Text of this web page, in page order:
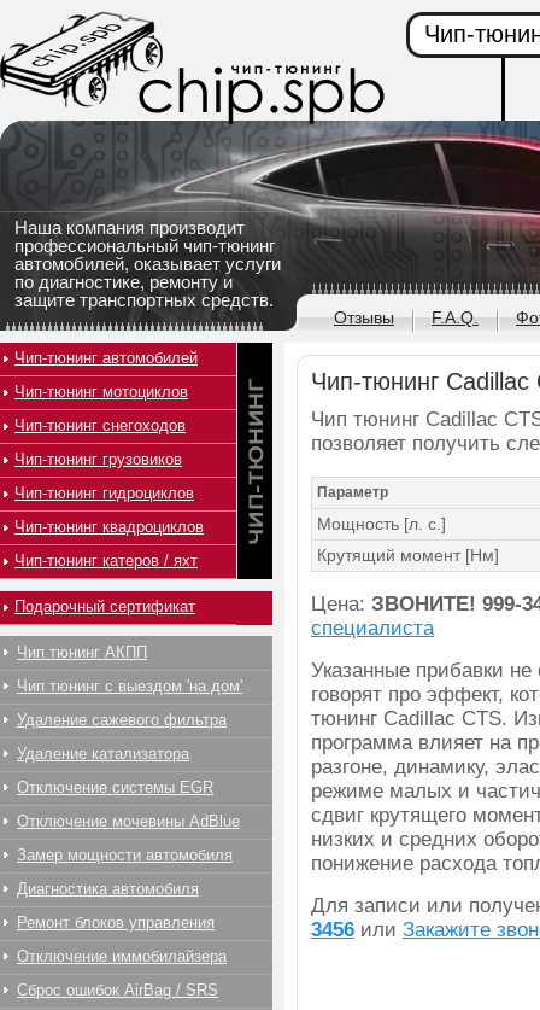
Наша компания производит
профессиональный чип-тюнинг
автомобилей, оказывает услуги
по диагностике, ремонту и
защите транспортных средств.
Чип-
Отзывы F.A.Q.
Чип-тюнинг
Чип тюнинг Cadillac
позволяет получить
Параметр
Мощность [л. с.]
Крутящий момент [Нм]
Цена: ЗВОНИТЕ! 999-
специалиста
Указанные прибавки не
говорят про эффект,
тюнинг Cadillac CTS.
программа влияет на
разгоне, динамику,
режиме малых и
сдвиг крутящего
низких и средних
понижение расхода
Для записи или
3456 или Закажите
Чип-тюнинг автомобилей
Чип-тюнинг мотоциклов
Чип-тюнинг снегоходов
Чип-тюнинг грузовиков
Чип-тюнинг гидроциклов
Чип-тюнинг квадроциклов
Чип-тюнинг катеров / яхт
Подарочный сертификат
Чип тюнинг АКПП
Чип тюнинг с выездом 'на дом'
Удаление сажевого фильтра
Удаление катализатора
Отключение системы EGR
Отключение мочевины AdBlue
Замер мощности автомобиля
Диагностика автомобиля
Ремонт блоков управления
Отключение иммобилайзера
Сброс ошибок AirBag / SRS